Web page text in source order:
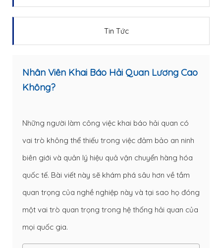
Tin Tức
Nhân Viên Khai Báo Hải Quan Lương Cao
Không?
Những người làm công việc khai báo hải quan có
vai trò không thể thiếu trong việc đảm bảo an ninh
biên giới và quản lý hiệu quả vận chuyển hàng hóa
quốc tế. Bài viết này sẽ khám phá sâu hơn về tầm
quan trọng của nghề nghiệp này và tại sao họ đóng
một vai trò quan trọng trong hệ thống hải quan của
mọi quốc gia.